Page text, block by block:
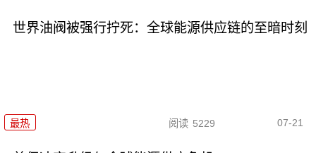
世界油阀被强行拧死：全球能源供应链的至暗时刻
最热 阅读 5229 07-21